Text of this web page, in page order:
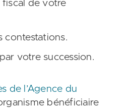
fiscal de votre
contestations.
votre succession.
de l’Agence du
bénéficiaire